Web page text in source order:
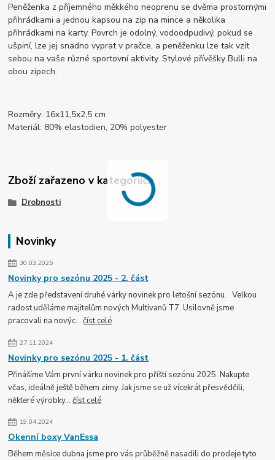
Novinky
30.03.2025
Novinky pro sezónu 2025 - 2. část
A je zde představení druhé várky novinek pro letošní sezónu. Velkou
radost uděláme majitelům nových Multivanů T7. Usilovně jsme
pracovali na novýc...číst celé
27.11.2024
Novinky pro sezónu 2025 - 1. část
Přinášíme Vám první várku novinek pro příští sezónu 2025. Nakupte
včas, ideálně ještě během zimy. Jak jsme se už vícekrát přesvědčili,
některé výrobky...číst celé
19.04.2024
Okenní boxy VanEssa
Během měsíce dubna jsme pro vás průběžně nasadili do prodeje tyto
Peněženka z příjemného měkkého neoprenu se dvěma prostornými
přihrádkami a jednou kapsou na zip na mince a několika
přihrádkami na karty. Povrch je odolný, vodoodpudivý, pokud se
ušpiní, lze jej snadno vyprat v pračce, a peněženku lze tak vzít
sebou na vaše různé sportovní aktivity. Stylové přívěšky Bulli na
obou zipech.
Rozměry: 16x11,5x2,5 cm
Materiál: 80% elastodien, 20% polyester
Zboží zařazeno v kategoriích
Drobnosti